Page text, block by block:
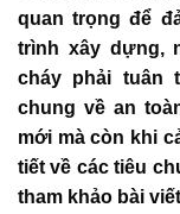
quan trọng để
trình xây dựng,
cháy phải tuân
chung về an
mới mà còn khi
tiết về các tiêu
tham khảo bài